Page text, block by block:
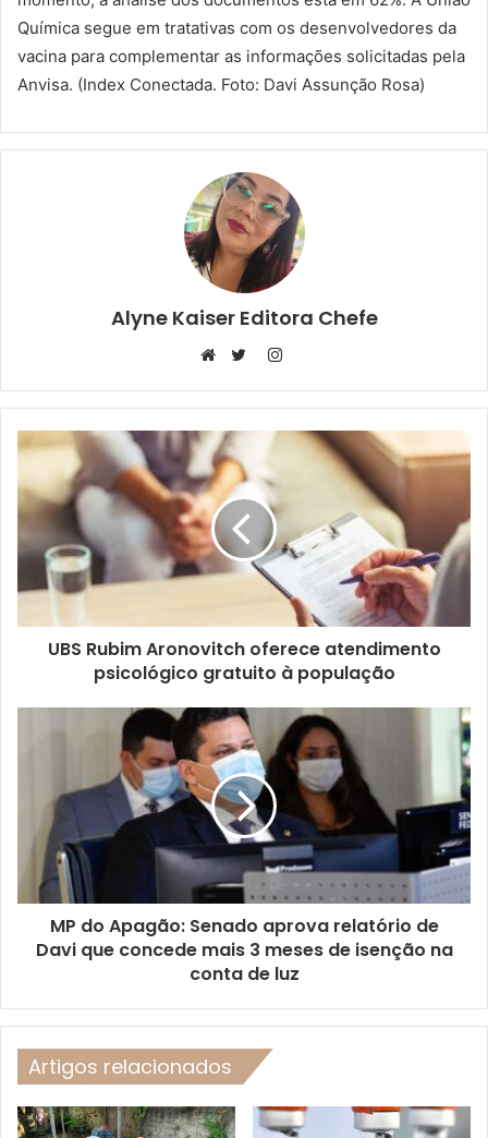
Química segue em tratativas com os desenvolvedores da
vacina para complementar as informações solicitadas pela
Anvisa. (Index Conectada. Foto: Davi Assunção Rosa)
Alyne Kaiser Editora Chefe
Instagram
UBS Rubim Aronovitch oferece atendimento
psicológico gratuito à população
MP do Apagão: Senado aprova relatório de
Davi que concede mais 3 meses de isenção na
conta de luz
Artigos relacionados